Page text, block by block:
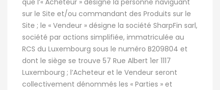
que l’« Acheteur » désigne la personne naviguant
sur le Site et/ou commandant des Produits sur le
Site ; le « Vendeur » désigne la société SharpFin sarl,
société par actions simplifiée, immatriculée au
RCS du Luxembourg sous le numéro B209804 et
dont le siège se trouve 57 Rue Albert 1er 1117
Luxembourg ; l’Acheteur et le Vendeur seront
collectivement dénommés les « Parties » et